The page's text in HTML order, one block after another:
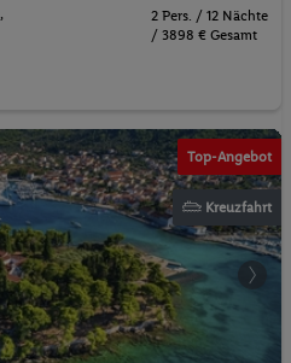
,
2 Pers. / 12 Nächte
/ 3898 € Gesamt
Top-Angebot
Kreuzfahrt